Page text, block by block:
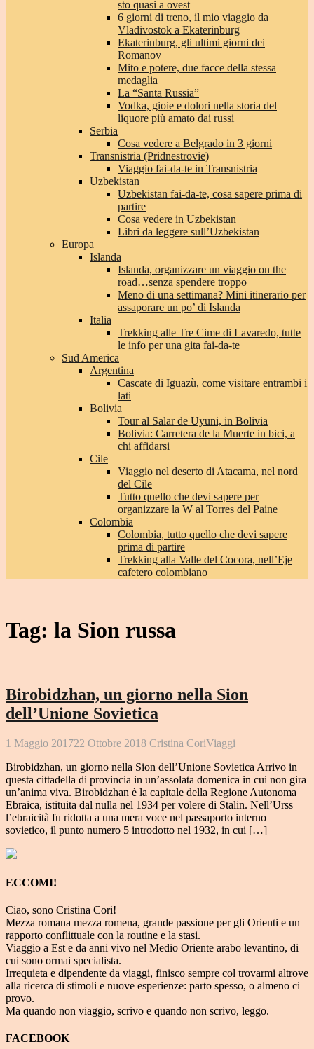
sto quasi a ovest
6 giorni di treno, il mio viaggio da
Vladivostok a Ekaterinburg
Ekaterinburg, gli ultimi giorni dei
Romanov
Mito e potere, due facce della stessa
medaglia
La “Santa Russia”
Vodka, gioie e dolori nella storia del
liquore più amato dai russi
Serbia
Cosa vedere a Belgrado in 3 giorni
Transnistria (Pridnestrovie)
Viaggio fai-da-te in Transnistria
Uzbekistan
Uzbekistan fai-da-te, cosa sapere prima di
partire
Cosa vedere in Uzbekistan
Libri da leggere sull’Uzbekistan
Europa
Islanda
Islanda, organizzare un viaggio on the
road…senza spendere troppo
Meno di una settimana? Mini itinerario per
assaporare un po’ di Islanda
Italia
Trekking alle Tre Cime di Lavaredo, tutte
le info per una gita fai-da-te
Sud America
Argentina
Cascate di Iguazù, come visitare entrambi i
lati
Bolivia
Tour al Salar de Uyuni, in Bolivia
Bolivia: Carretera de la Muerte in bici, a
chi affidarsi
Cile
Viaggio nel deserto di Atacama, nel nord
del Cile
Tutto quello che devi sapere per
organizzare la W al Torres del Paine
Colombia
Colombia, tutto quello che devi sapere
prima di partire
Trekking alla Valle del Cocora, nell’Eje
cafetero colombiano
Tag: la Sion russa
Birobidzhan, un giorno nella Sion
dell’Unione Sovietica
1 Maggio 201722 Ottobre 2018 Cristina CoriViaggi
Birobidzhan, un giorno nella Sion dell’Unione Sovietica Arrivo in
questa cittadella di provincia in un’assolata domenica in cui non gira
un’anima viva. Birobidzhan è la capitale della Regione Autonoma
Ebraica, istituita dal nulla nel 1934 per volere di Stalin. Nell’Urss
l’ebraicità fu ridotta a una mera voce nel passaporto interno
sovietico, il punto numero 5 introdotto nel 1932, in cui […]
ECCOMI!
Ciao, sono Cristina Cori!
Mezza romana mezza romena, grande passione per gli Orienti e un
rapporto conflittuale con la routine e la stasi.
Viaggio a Est e da anni vivo nel Medio Oriente arabo levantino, di
cui sono ormai specialista.
Irrequieta e dipendente da viaggi, finisco sempre col trovarmi altrove
alla ricerca di stimoli e nuove esperienze: parto spesso, o almeno ci
provo.
Ma quando non viaggio, scrivo e quando non scrivo, leggo.
FACEBOOK